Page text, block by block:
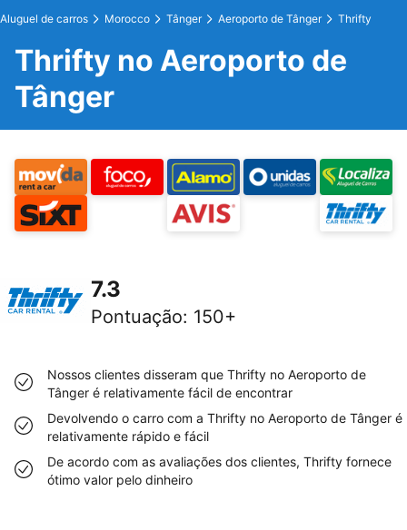
Aluguel de carros Morocco Tânger Aeroporto de Tânger Thrifty
Thrifty no Aeroporto de
Tânger
7.3
Pontuação: 150+
Nossos clientes disseram que Thrifty no Aeroporto de
Tânger é relativamente fácil de encontrar
Devolvendo o carro com a Thrifty no Aeroporto de Tânger é
relativamente rápido e fácil
De acordo com as avaliações dos clientes, Thrifty fornece
ótimo valor pelo dinheiro